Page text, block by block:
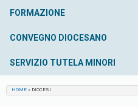
FORMAZIONE
CONVEGNO DIOCESANO
SERVIZIO TUTELA MINORI
HOME » DIOCESI